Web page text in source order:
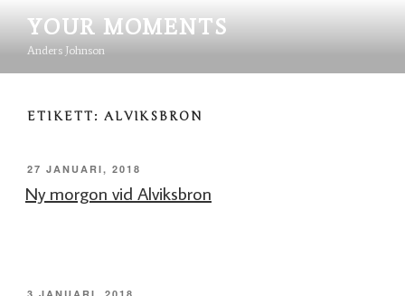
innehåll
YOUR MOMENTS
Anders Johnson
ETIKETT: ALVIKSBRON
PUBLICERAT
27 JANUARI, 2018
Ny morgon vid Alviksbron
PUBLICERAT